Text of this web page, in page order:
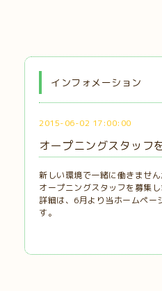
インフォメーション
2015-06-02 17:00:00
オープニングスタッフ
新しい環境で一緒に働きません
オープニングスタッフを募集し
詳細は、6月より当ホームペー
す。